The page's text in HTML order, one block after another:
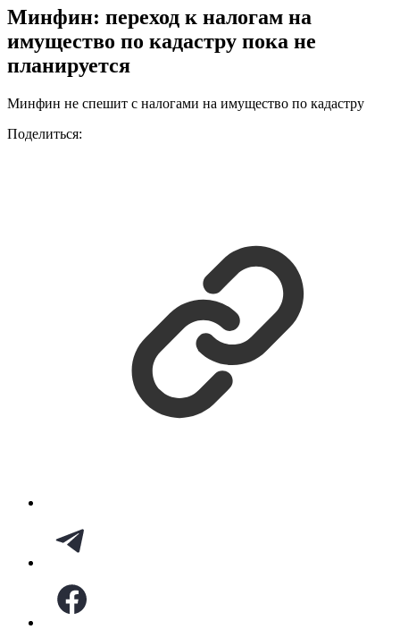
Минфин: переход к налогам на
имущество по кадастру пока не
планируется
Минфин не спешит с налогами на имущество по кадастру
Поделиться: